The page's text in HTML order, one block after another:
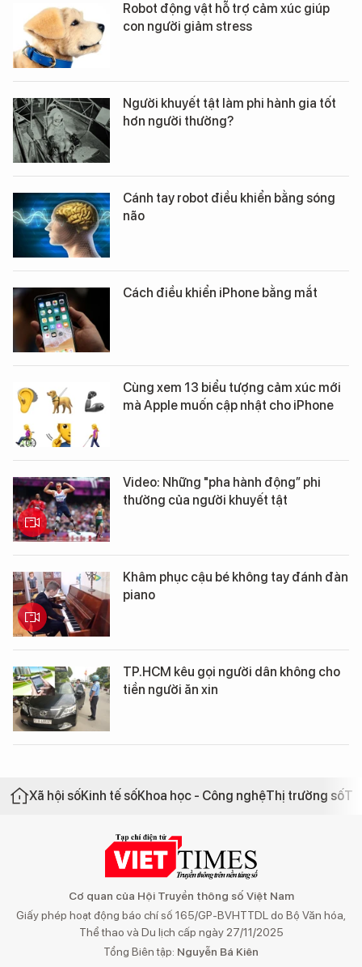
Robot động vật hỗ trợ cảm xúc giúp
con người giảm stress
Người khuyết tật làm phi hành gia tốt
hơn người thường?
Cánh tay robot điều khiển bằng sóng
não
Cách điều khiển iPhone bằng mắt
Cùng xem 13 biểu tượng cảm xúc mới
mà Apple muốn cập nhật cho iPhone
Video: Những "pha hành động” phi
thường của người khuyết tật
Khâm phục cậu bé không tay đánh đàn
piano
TP.HCM kêu gọi người dân không cho
tiền người ăn xin
Xã hội sốKinh tế sốKhoa học - Công nghệThị trường số
Cơ quan của Hội Truyền thông số Việt Nam
Giấy phép hoạt động báo chí số 165/GP-BVHTTDL do Bộ Văn hóa,
Thể thao và Du lịch cấp ngày 27/11/2025
Tổng Biên tập: Nguyễn Bá Kiên